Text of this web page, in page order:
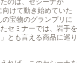
けて動き始めていた
宝物のグランプリに
セミナーでは、岩手を
とも言える商品に巡り